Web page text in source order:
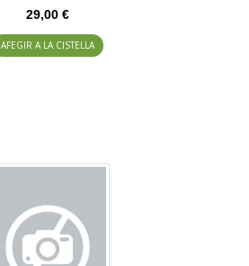
29,00 €
AFEGIR A LA CISTELLA